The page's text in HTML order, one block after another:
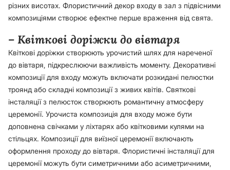
різних висотах. Флористичний декор входу в зал з підвісними
композиціями створює ефектне перше враження від свята.
– Квіткові доріжки до вівтаря
Квіткові доріжки створюють урочистий шлях для нареченої
до вівтаря, підкреслюючи важливість моменту. Декоративні
композиції для входу можуть включати розкидані пелюстки
троянд або складні композиції з живих квітів. Святкові
інсталяції з пелюсток створюють романтичну атмосферу
церемонії. Урочиста композиція для входу може бути
доповнена свічками у ліхтарях або квітковими кулями на
стільцях. Композиції для виїзної церемонії включають
оформлення проходу до вівтаря. Флористичні інсталяції для
церемонії можуть бути симетричними або асиметричними,